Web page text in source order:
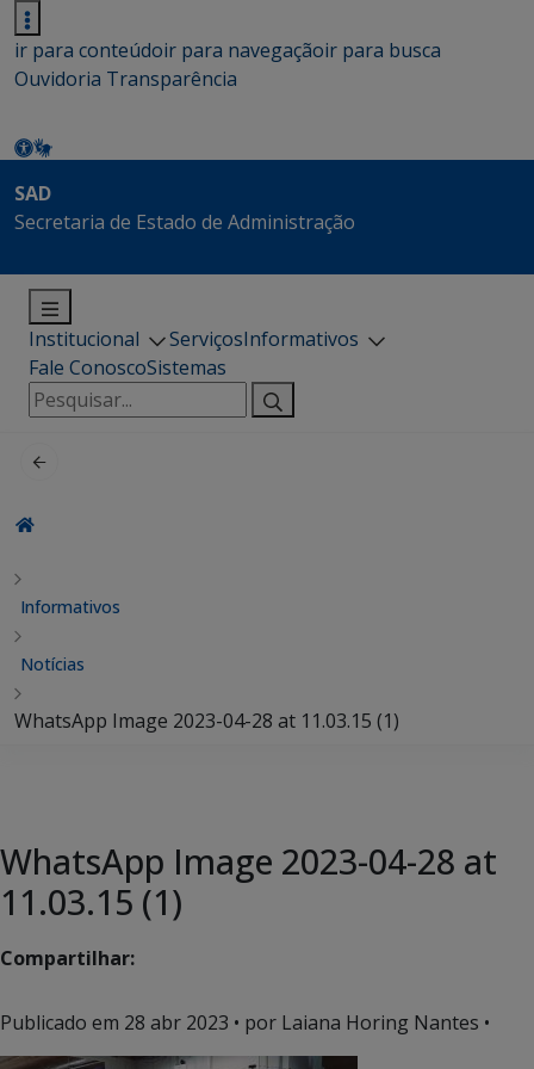
ir para conteúdoir para navegaçãoir para busca
Ouvidoria Transparência
SAD
Secretaria de Estado de Administração
Institucional ServiçosInformativos
Fale ConoscoSistemas
Pesquisar
por:
Informativos
Notícias
WhatsApp Image 2023-04-28 at 11.03.15 (1)
WhatsApp Image 2023-04-28 at
11.03.15 (1)
Compartilhar:
Publicado em 28 abr 2023 • por Laiana Horing Nantes •